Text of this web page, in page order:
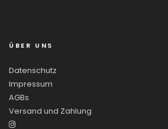
ÜBER UNS
Datenschutz
Impressum
AGBs
Versand und Zahlung